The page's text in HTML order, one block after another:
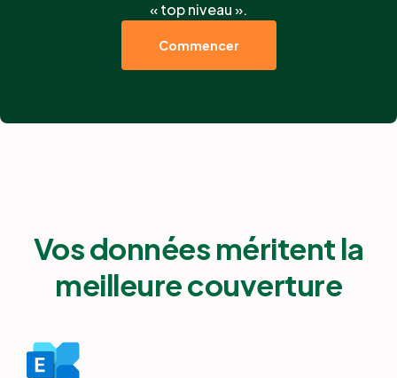
« top niveau ».
Commencer
Vos données méritent la
meilleure couverture